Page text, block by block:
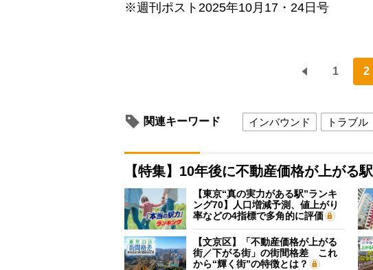
※週刊ポスト2025年10月17・24日号
1 2
関連キーワード インバウンド トラブル
【特集】10年後に不動産価格が上がる
【東京“真の実力がある駅”ランキ
ング70】人口増減予測、値上がり
率などの4指標で多角的に評価
【文京区】「不動産価格が上がる
街／下がる街」の街間格差 これ
から“輝く街”の特徴とは？